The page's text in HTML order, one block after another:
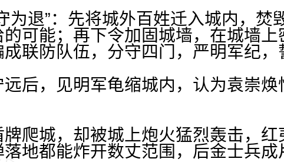
为退”：先将城外百姓迁入城内，焚
可能；再下令加固城墙，在城墙
联防队伍，分守四门，严明军纪，
后，见明军龟缩城内，认为袁崇焕
爬城，却被城上炮火猛烈轰击，
地都能炸开数丈范围，后金士兵成